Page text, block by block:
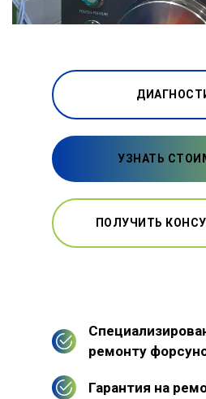
УЗНАТЬ
ПОЛУЧИТЬ
ремонту
Гарантия на